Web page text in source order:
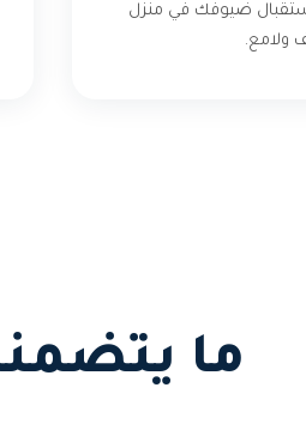
استقبال ضيوفك في منزل
ولامع.
ما